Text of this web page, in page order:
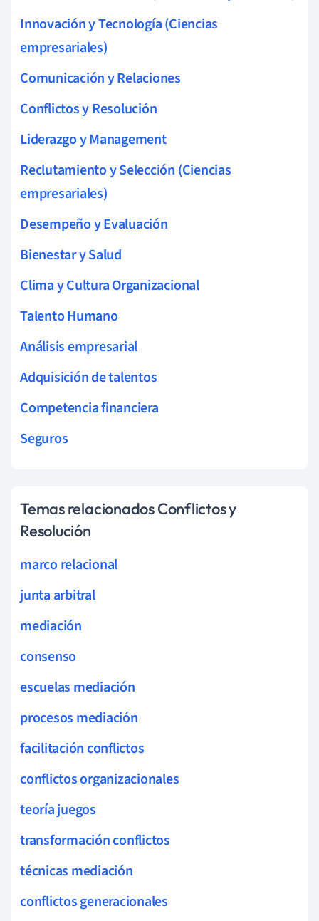
Innovación y Tecnología (Ciencias
empresariales)
Comunicación y Relaciones
Conflictos y Resolución
Liderazgo y Management
Reclutamiento y Selección (Ciencias
empresariales)
Desempeño y Evaluación
Bienestar y Salud
Clima y Cultura Organizacional
Talento Humano
Análisis empresarial
Adquisición de talentos
Competencia financiera
Seguros
Temas relacionados Conflictos y
Resolución
marco relacional
junta arbitral
mediación
consenso
escuelas mediación
procesos mediación
facilitación conflictos
conflictos organizacionales
teoría juegos
transformación conflictos
técnicas mediación
conflictos generacionales